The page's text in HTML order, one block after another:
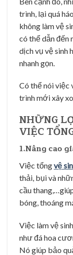
trình, lại quá
không làm vệ
có thể dẫn đến
dịch vụ vệ sinh
nhanh gọn.
Có thể nói việc
trình mới xây
NHỮNG
VIỆC
1.Nâng cao
Việc tổngvệ
thải, bụi và
cầu
bóng, thoáng
Việc làm vệ
như đá hoa
Nó giúp bảo